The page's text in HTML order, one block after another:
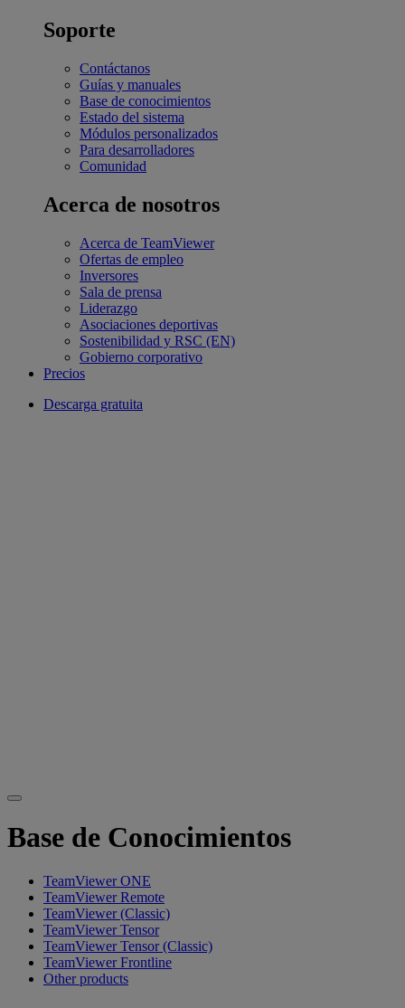
Soporte
Contáctanos
Guías y manuales
Base de conocimientos
Estado del sistema
Módulos personalizados
Para desarrolladores
Comunidad
Acerca de nosotros
Acerca de TeamViewer
Ofertas de empleo
Inversores
Sala de prensa
Liderazgo
Asociaciones deportivas
Sostenibilidad y RSC (EN)
Gobierno corporativo
Precios
Descarga gratuita
Base de Conocimientos
TeamViewer ONE
TeamViewer Remote
TeamViewer (Classic)
TeamViewer Tensor
TeamViewer Tensor (Classic)
TeamViewer Frontline
Other products